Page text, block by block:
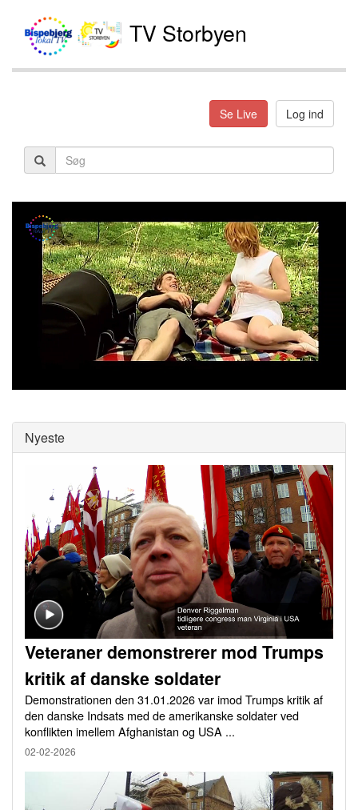
TV Storbyen
Se Live Log ind
0
seconds
Nyeste
Veteraner demonstrerer mod Trumps
kritik af danske soldater
Demonstrationen den 31.01.2026 var imod Trumps kritik af
den danske Indsats med de amerikanske soldater ved
konflikten imellem Afghanistan og USA ...
02-02-2026